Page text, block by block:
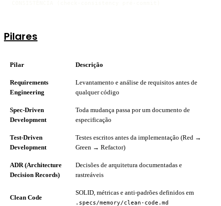
Pilares
Pilar Descrição
Requirements
Engineering
Levantamento e análise de requisitos antes de
qualquer código
Spec-Driven
Development
Toda mudança passa por um documento de
especificação
Test-Driven
Development
Testes escritos antes da implementação (Red →
Green → Refactor)
ADR (Architecture
Decision Records)
Decisões de arquitetura documentadas e
rastreáveis
Clean Code
SOLID, métricas e anti-padrões definidos em
.specs/memory/clean-code.md